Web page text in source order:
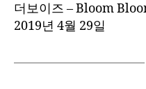
더보이즈 – Bloom
2019년 4월 29일